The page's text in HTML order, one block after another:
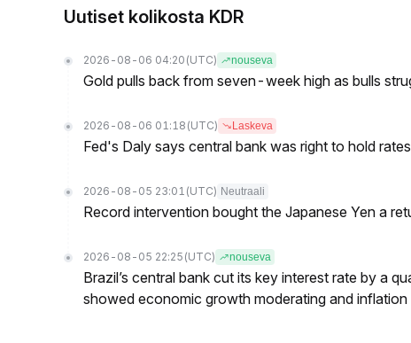
Uutiset kolikosta KDR
2026-08-06 04:20 (UTC) nouseva
Gold pulls back from seven-week high as bulls
2026-08-06 01:18 (UTC) Laskeva
Fed's Daly says central bank was right to hold
2026-08-05 23:01 (UTC) Neutraali
Record intervention bought the Japanese Yen a
2026-08-05 22:25 (UTC) nouseva
Brazil’s central bank cut its key interest rate by a
showed economic growth moderating and